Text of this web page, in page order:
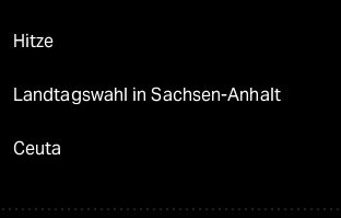
Hitze
Landtagswahl in Sachsen-Anhalt
Ceuta